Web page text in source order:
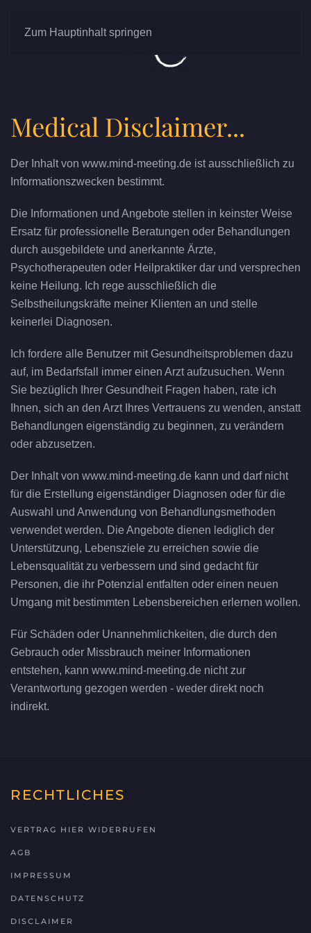
Zum Hauptinhalt springen
Medical Disclaimer...
Der Inhalt von www.mind-meeting.de ist ausschließlich zu
Informationszwecken bestimmt.
Die Informationen und Angebote stellen in keinster Weise
Ersatz für professionelle Beratungen oder Behandlungen
durch ausgebildete und anerkannte Ärzte,
Psychotherapeuten oder Heilpraktiker dar und versprechen
keine Heilung. Ich rege ausschließlich die
Selbstheilungskräfte meiner Klienten an und stelle
keinerlei Diagnosen.
Ich fordere alle Benutzer mit Gesundheitsproblemen dazu
auf, im Bedarfsfall immer einen Arzt aufzusuchen. Wenn
Sie bezüglich Ihrer Gesundheit Fragen haben, rate ich
Ihnen, sich an den Arzt Ihres Vertrauens zu wenden, anstatt
Behandlungen eigenständig zu beginnen, zu verändern
oder abzusetzen.
Der Inhalt von www.mind-meeting.de kann und darf nicht
für die Erstellung eigenständiger Diagnosen oder für die
Auswahl und Anwendung von Behandlungsmethoden
verwendet werden. Die Angebote dienen lediglich der
Unterstützung, Lebensziele zu erreichen sowie die
Lebensqualität zu verbessern und sind gedacht für
Personen, die ihr Potenzial entfalten oder einen neuen
Umgang mit bestimmten Lebensbereichen erlernen wollen.
Für Schäden oder Unannehmlichkeiten, die durch den
Gebrauch oder Missbrauch meiner Informationen
entstehen, kann www.mind-meeting.de nicht zur
Verantwortung gezogen werden - weder direkt noch
indirekt.
RECHTLICHES
VERTRAG HIER WIDERRUFEN
AGB
IMPRESSUM
DATENSCHUTZ
DISCLAIMER